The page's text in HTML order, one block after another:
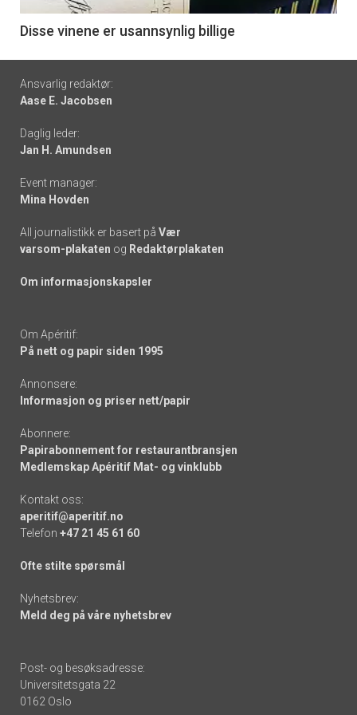
6
Disse vinene er usannsynlig billige
Footer
-
links
Ansvarlig redaktør:
Aase E. Jacobsen
Daglig leder:
Jan H. Amundsen
Event manager:
Mina Hovden
All journalistikk er basert på Vær
varsom-plakaten og Redaktørplakaten
Om informasjonskapsler
Om Apéritif:
På nett og papir siden 1995
Annonsere:
Informasjon og priser nett/papir
Abonnere:
Papirabonnement for restaurantbransjen
Medlemskap Apéritif Mat- og vinklubb
Kontakt oss:
aperitif@aperitif.no
Telefon +47 21 45 61 60
Ofte stilte spørsmål
Nyhetsbrev:
Meld deg på våre nyhetsbrev
Post- og besøksadresse:
Universitetsgata 22
0162 Oslo